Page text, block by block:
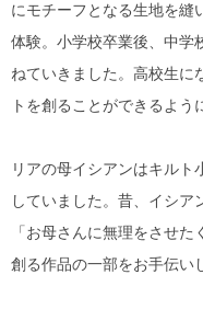
にモチーフとなる生地を縫
体験。小学校卒業後、中学
ねていきました。高校生に
トを創ることができるよう
リアの母イシアンはキルト
していました。昔、イシア
「お母さんに無理をさせ
創る作品の一部をお手伝い